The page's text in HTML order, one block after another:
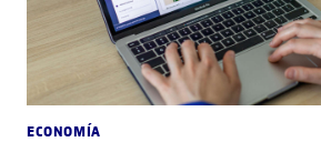
ECONOMÍA